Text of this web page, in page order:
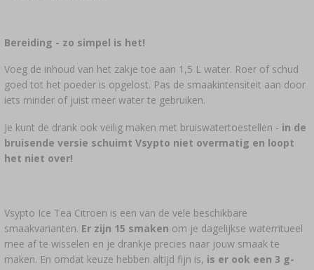
Bereiding - zo simpel is het!
Voeg de inhoud van het zakje toe aan 1,5 L water. Roer of schud
goed tot het poeder is opgelost. Pas de smaakintensiteit aan door
iets minder of juist meer water te gebruiken.
Je kunt de drank ook veilig maken met bruiswatertoestellen - in de
bruisende versie schuimt Vsypto niet overmatig en loopt
het niet over!
Vsypto Ice Tea Citroen is een van de vele beschikbare
smaakvarianten. Er zijn 15 smaken om je dagelijkse waterritueel
mee af te wisselen en je drankje precies naar jouw smaak te
maken. En omdat keuze hebben altijd fijn is, is er ook een 3 g-